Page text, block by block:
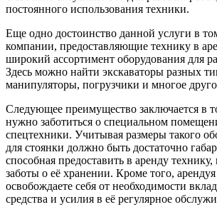
постоянного использования техники.
Еще одно достоинство данной услуги в
компании, предоставляющие технику в
широкий ассортимент оборудования для
Здесь можно найти экскаваторы разных
манипуляторы, погрузчики и многое
Следующее преимущество заключается в
нужно заботиться о специальном
спецтехники. Учитывая размеры такого
для стоянки должно быть достаточно
способная предоставить в аренду технику,
заботы о её хранении. Кроме того,
освобождаете себя от необходимости
средства и усилия в её регулярное